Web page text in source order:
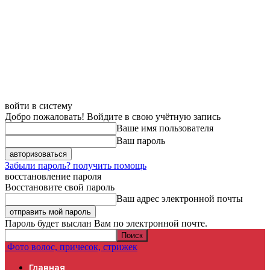
войти в систему
Добро пожаловать! Войдите в свою учётную запись
Ваше имя пользователя
Ваш пароль
Забыли пароль? получить помощь
восстановление пароля
Восстановите свой пароль
Ваш адрес электронной почты
Пароль будет выслан Вам по электронной почте.
Фото волос, причесок, стрижек
Главная